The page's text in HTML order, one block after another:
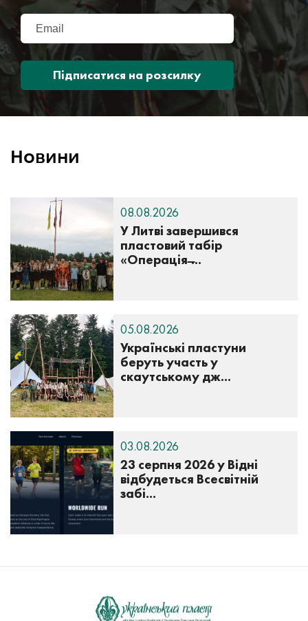
Підписатися на розсилку
Новини
У Литві завершився
пластовий табір
«Операція ̶...
08.08.2026
Українські пластуни
беруть участь у
скаутському дж...
05.08.2026
23 серпня 2026 у Відні
відбудеться Всесвітній
забі...
03.08.2026